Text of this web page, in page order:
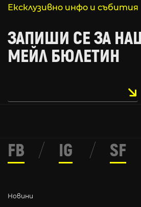
Ексклузивно инфо и събития
ЗАПИШИ СЕ ЗА
МЕЙЛ БЮЛЕТИН
Новини
FB / IG / SF